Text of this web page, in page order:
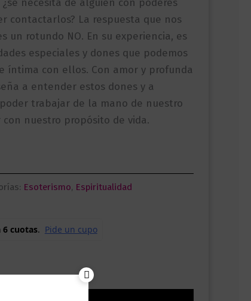
contactarlos? La respuesta que nos
un rotundo NO. En su experiencia, es
especiales y dones que podemos
íntima con ellos. Con amor y profunda
a entender estos dones y a
trabajar de la mano de nuestro
con nuestro propósito de vida.
Esoterismo, Espiritualidad